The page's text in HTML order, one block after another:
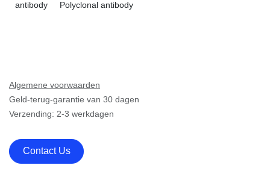
antibody Polyclonal antibody
Algemene voorwaarden
Geld-terug-garantie van 30 dagen
Verzending: 2-3 werkdagen
Contact Us